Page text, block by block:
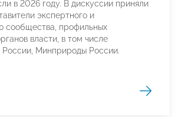
в 2026 году. В дискуссии приняли
экспертного и
сообщества, профильных
власти, в том числе
Минприроды России.